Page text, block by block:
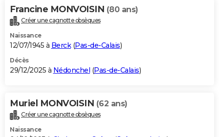
Francine MONVOISIN (80 ans)
Créer une cagnotte obsèques
Naissance
12/07/1945 à Berck(Pas-de-Calais)
Décès
29/12/2025 à Nédonchel (Pas-de-Calais)
Muriel MONVOISIN (62 ans)
Créer une cagnotte obsèques
Naissance